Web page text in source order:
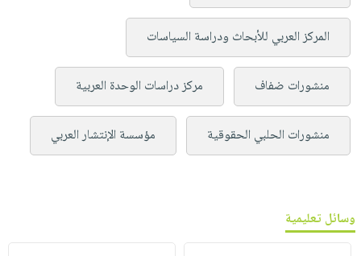
المركز العربي للأبحاث ودراسة السياسات
منشورات ضفاف مركز دراسات الوحدة العربية
منشورات الحلبي الحقوقية مؤسسة الإنتشار العربي
وسائل تعليمية